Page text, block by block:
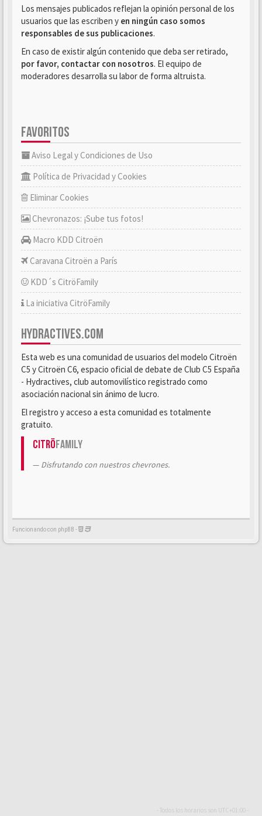
Los mensajes publicados reflejan la opinión personal de los
usuarios que las escriben y en ningún caso somos
responsables de sus publicaciones.
En caso de existir algún contenido que deba ser retirado,
por favor, contactar con nosotros. El equipo de
moderadores desarrolla su labor de forma altruista.
FAVORITOS
Aviso Legal y Condiciones de Uso
Política de Privacidad y Cookies
Eliminar Cookies
Chevronazos: ¡Sube tus fotos!
Macro KDD Citroën
Caravana Citroën a París
KDD´s CitröFamily
La iniciativa CitröFamily
HYDRACTIVES.COM
Esta web es una comunidad de usuarios del modelo Citroën
C5 y Citroën C6, espacio oficial de debate de Club C5 España
- Hydractives, club automovilístico registrado como
asociación nacional sin ánimo de lucro.
El registro y acceso a esta comunidad es totalmente
gratuito.
CitröFamily
Disfrutando con nuestros chevrones.
Funcionando con phpBB -
- Todos los horarios son UTC+01:00